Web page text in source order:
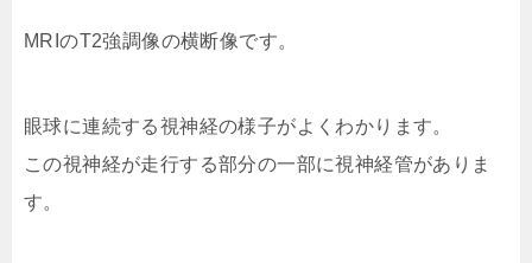
MRIのT2強調像の横断像です。
眼球に連続する視神経の様子がよくわかります。
この視神経が走行する部分の一部に視神経管がありま
す。